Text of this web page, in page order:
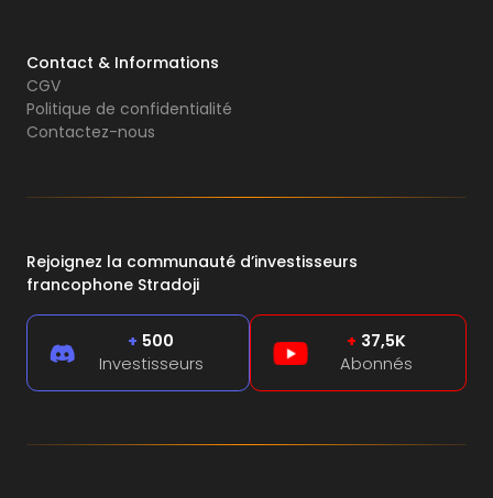
Contact & Informations
CGV
Politique de confidentialité
Contactez-nous
Rejoignez la communauté d’investisseurs
francophone Stradoji
+ 500
Investisseurs
+ 37,5K
Abonnés